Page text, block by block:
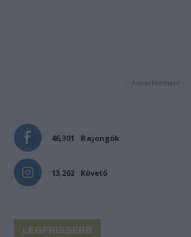
- Advertisement -
46,301 Rajongók
13,262 Követő
LEGFRISSEBB